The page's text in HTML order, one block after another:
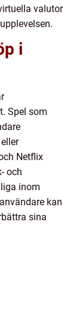
valutor
i
Spel som
Netflix
och
inom
kan
sina